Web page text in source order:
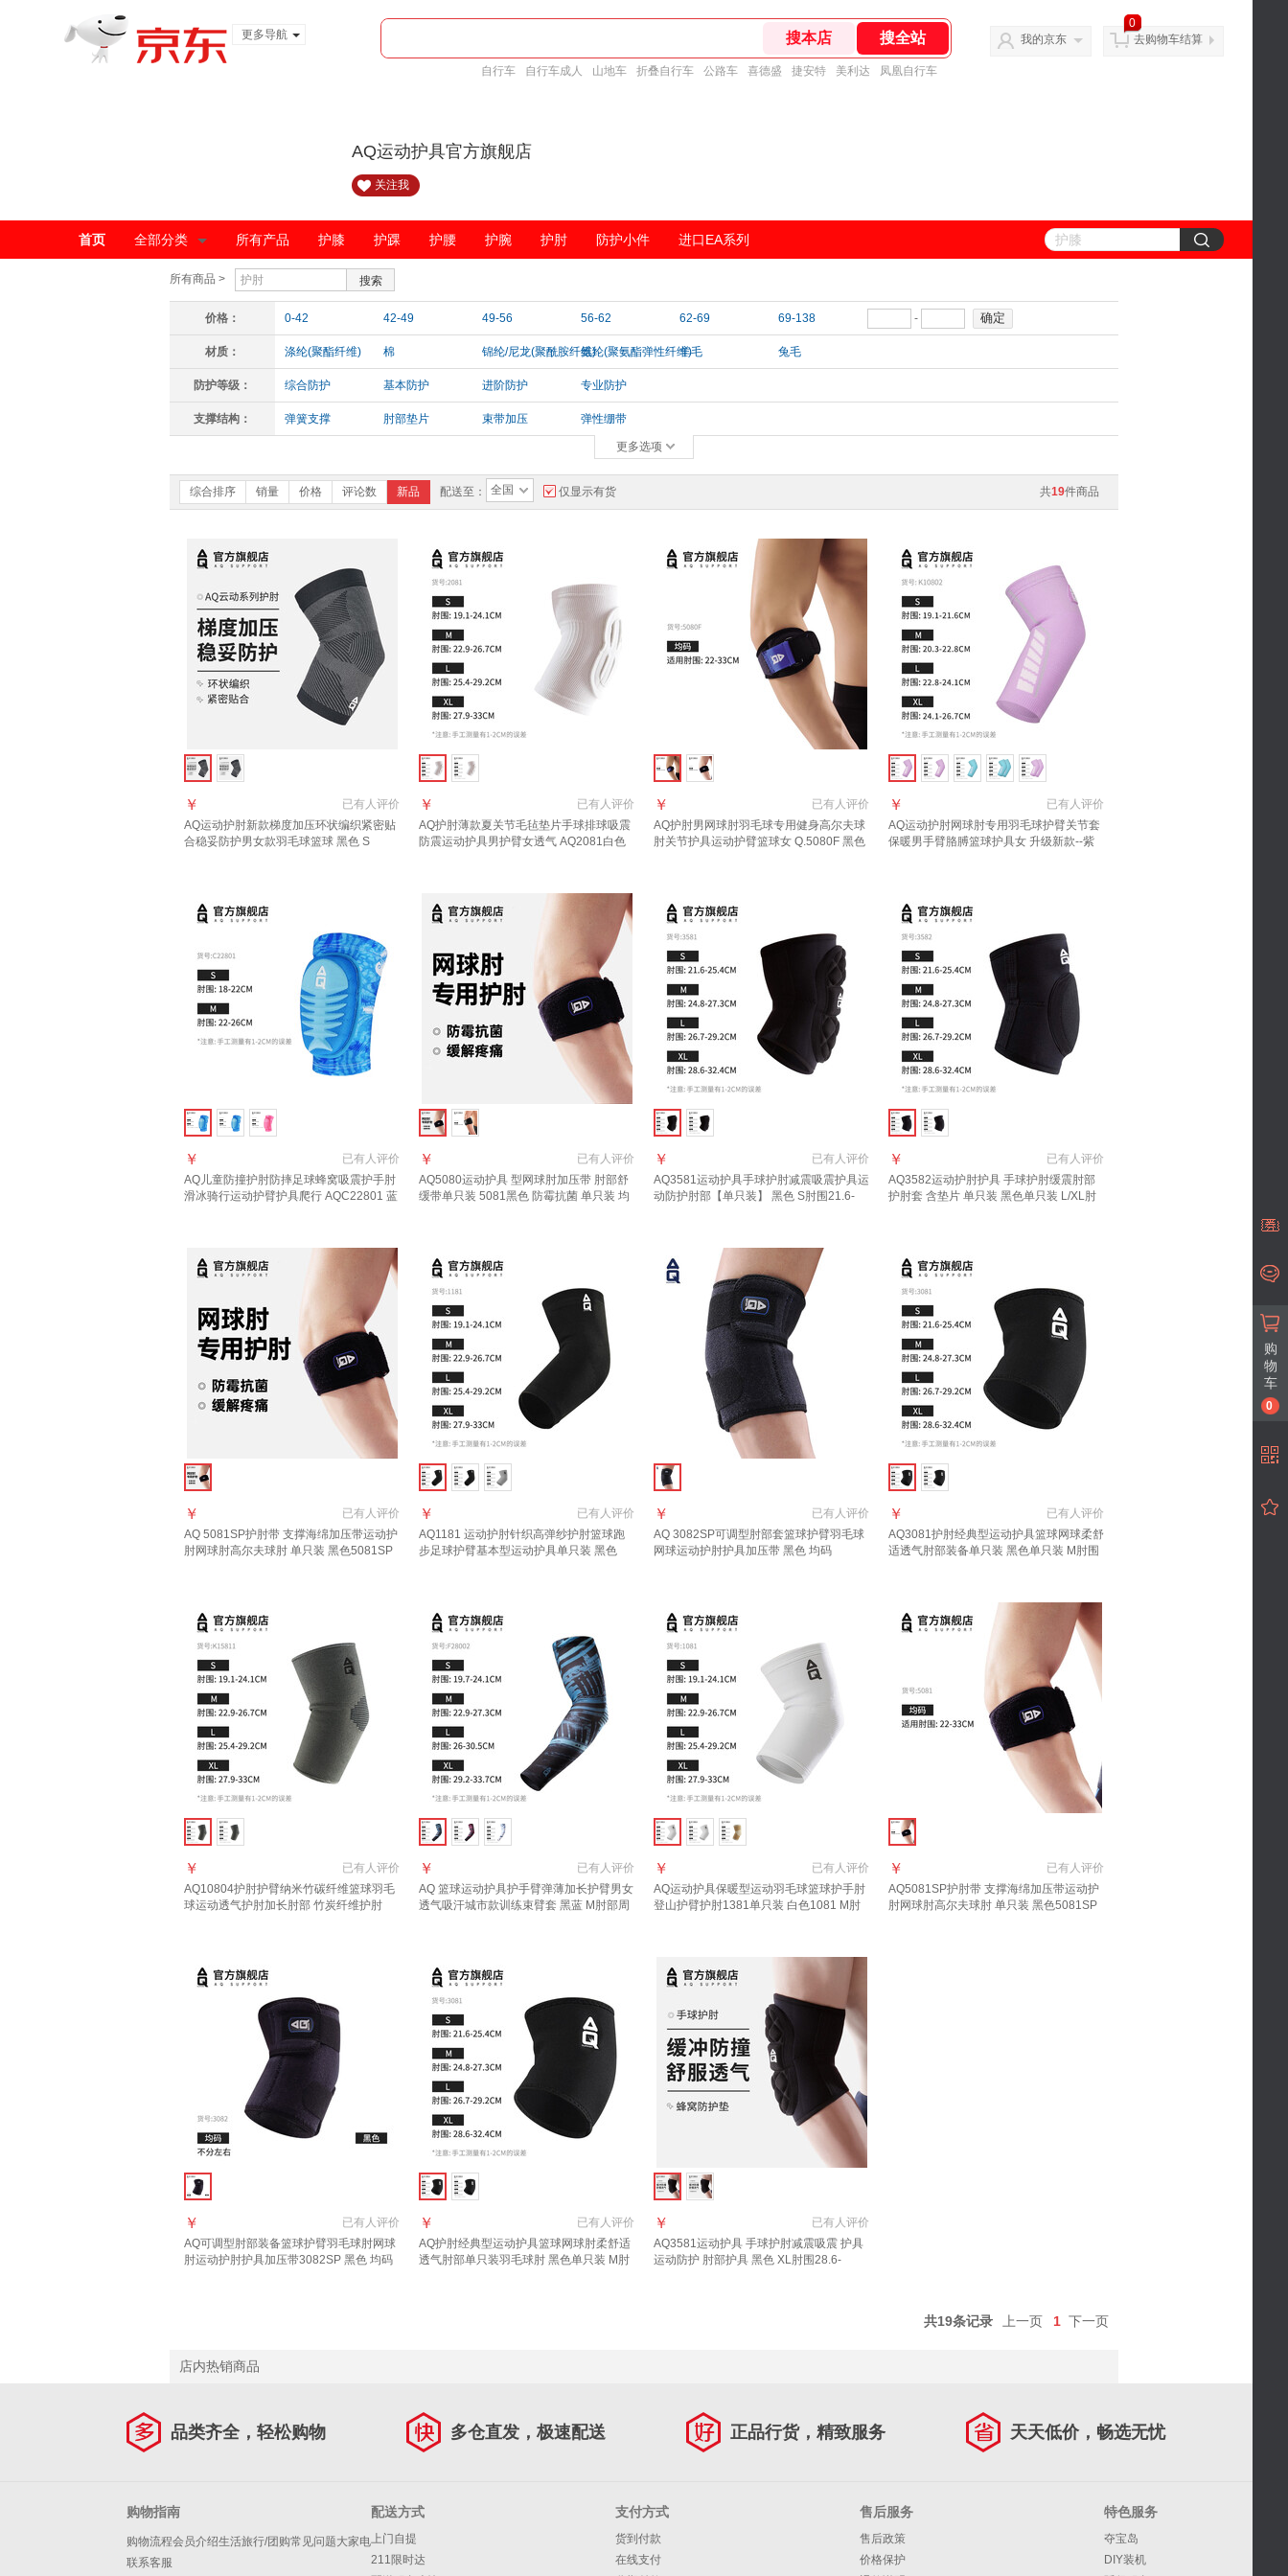
更多导航
自行车 自行车成人 山地车 折叠自行车 公路车 喜德盛 捷安特 美利达 凤凰自行车
我的京东
0
去购物车结算
AQ运动护具官方旗舰店
关注我
首页 全部分类 所有产品 护膝 护踝 护腰 护腕 护肘 防护小件 进口EA系列
所有商品 > 搜索
价格： 0-42 42-49 49-56 56-62 62-69 69-138 - 确定
材质： 涤纶(聚酯纤维) 棉 锦纶/尼龙(聚酰胺纤维)氨纶(聚氨酯弹性纤维)羊毛 兔毛
防护等级： 综合防护 基本防护 进阶防护 专业防护
支撑结构： 弹簧支撑 肘部垫片 束带加压 弹性绷带
更多选项
共19件商品
综合排序 销量 价格 评论数 新品 配送至： 全国 仅显示有货
已有人评价
￥
AQ运动护肘新款梯度加压环状编织紧密贴
合稳妥防护男女款羽毛球篮球 黑色 S
已有人评价
￥
AQ护肘薄款夏关节毛毡垫片手球排球吸震
防震运动护具男护臂女透气 AQ2081白色
已有人评价
￥
AQ护肘男网球肘羽毛球专用健身高尔夫球
肘关节护具运动护臂篮球女 Q.5080F 黑色
已有人评价
￥
AQ运动护肘网球肘专用羽毛球护臂关节套
保暖男手臂胳膊篮球护具女 升级新款--紫
已有人评价
￥
AQ儿童防撞护肘防摔足球蜂窝吸震护手肘
滑冰骑行运动护臂护具爬行 AQC22801 蓝
已有人评价
￥
AQ5080运动护具 型网球肘加压带 肘部舒
缓带单只装 5081黑色 防霉抗菌 单只装 均
已有人评价
￥
AQ3581运动护具手球护肘减震吸震护具运
动防护肘部【单只装】 黑色 S肘围21.6-
已有人评价
￥
AQ3582运动护肘护具 手球护肘缓震肘部
护肘套 含垫片 单只装 黑色单只装 L/XL肘
已有人评价
￥
AQ 5081SP护肘带 支撑海绵加压带运动护
肘网球肘高尔夫球肘 单只装 黑色5081SP
已有人评价
￥
AQ1181 运动护肘针织高弹纱护肘篮球跑
步足球护臂基本型运动护具单只装 黑色
已有人评价
￥
AQ 3082SP可调型肘部套篮球护臂羽毛球
网球运动护肘护具加压带 黑色 均码
已有人评价
￥
AQ3081护肘经典型运动护具篮球网球柔舒
适透气肘部装备单只装 黑色单只装 M肘围
已有人评价
￥
AQ10804护肘护臂纳米竹碳纤维篮球羽毛
球运动透气护肘加长肘部 竹炭纤维护肘
已有人评价
￥
AQ 篮球运动护具护手臂弹薄加长护臂男女
透气吸汗城市款训练束臂套 黑蓝 M肘部周
已有人评价
￥
AQ运动护具保暖型运动羽毛球篮球护手肘
登山护臂护肘1381单只装 白色1081 M肘
已有人评价
￥
AQ5081SP护肘带 支撑海绵加压带运动护
肘网球肘高尔夫球肘 单只装 黑色5081SP
已有人评价
￥
AQ可调型肘部装备篮球护臂羽毛球肘网球
肘运动护肘护具加压带3082SP 黑色 均码
已有人评价
￥
AQ护肘经典型运动护具篮球网球肘柔舒适
透气肘部单只装羽毛球肘 黑色单只装 M肘
已有人评价
￥
AQ3581运动护具 手球护肘减震吸震 护具
运动防护 肘部护具 黑色 XL肘围28.6-
共19条记录 上一页 1 下一页
店内热销商品
品类齐全，轻松购物 多仓直发，极速配送 正品行货，精致服务 天天低价，畅选无忧
购物指南
购物流程会员介绍生活旅行/团购常见问题大家电
联系客服
配送方式
上门自提
211限时达
支付方式
货到付款
在线支付
售后服务
售后政策
价格保护
特色服务
夺宝岛
DIY装机
购
物
车
0